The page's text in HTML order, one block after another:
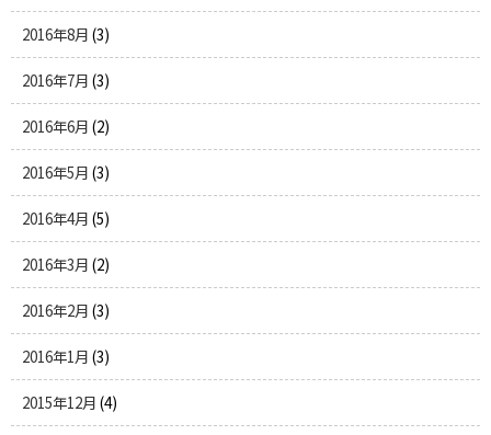
2016年8月 (3)
2016年7月 (3)
2016年6月 (2)
2016年5月 (3)
2016年4月 (5)
2016年3月 (2)
2016年2月 (3)
2016年1月 (3)
2015年12月 (4)